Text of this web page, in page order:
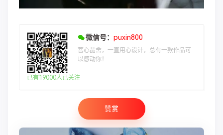
微信号： puxin800
菩心晶舍，一直用心设计，总有一款作品可
以感动你！
已有19000人已关注
赞赏